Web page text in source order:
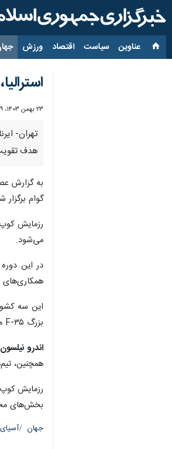
عناوین‌ سیاست اقتصاد ورزش
۲۳ بهمن ۱۴۰۳، ۱۹:۳۹
هدف
به گزارش
گوام
رزمایش
می‌شود.
همکاری‌های
این سه کشور در ژوئیه ۲۰۲۴ (تیرماه) یادداشت تفاهمی را
بزرگ F-۳۵ میان استرالیا، ژاپن و آمریکا است که در آن قابلیت‌های جنگی نسل پنجم و هماهنگی همه‌جانبه نیروهای این سه کشور در سناریوهای پیچیده و واقع‌گرایانه تمرین می‌شود.
اندرو نیلسون
همچنین،
بخش‌های
جهان